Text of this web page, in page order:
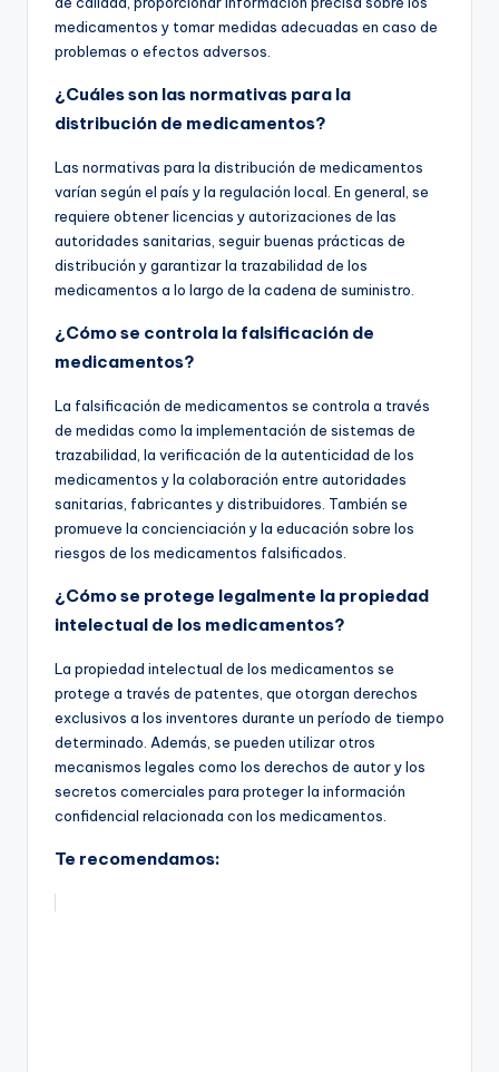
medicamentos y tomar medidas adecuadas en caso de
problemas o efectos adversos.
¿Cuáles son las normativas para la
distribución de medicamentos?
Las normativas para la distribución de medicamentos
varían según el país y la regulación local. En general, se
requiere obtener licencias y autorizaciones de las
autoridades sanitarias, seguir buenas prácticas de
distribución y garantizar la trazabilidad de los
medicamentos a lo largo de la cadena de suministro.
¿Cómo se controla la falsificación de
medicamentos?
La falsificación de medicamentos se controla a través
de medidas como la implementación de sistemas de
trazabilidad, la verificación de la autenticidad de los
medicamentos y la colaboración entre autoridades
sanitarias, fabricantes y distribuidores. También se
promueve la concienciación y la educación sobre los
riesgos de los medicamentos falsificados.
¿Cómo se protege legalmente la propiedad
intelectual de los medicamentos?
La propiedad intelectual de los medicamentos se
protege a través de patentes, que otorgan derechos
exclusivos a los inventores durante un período de tiempo
determinado. Además, se pueden utilizar otros
mecanismos legales como los derechos de autor y los
secretos comerciales para proteger la información
confidencial relacionada con los medicamentos.
Te recomendamos: